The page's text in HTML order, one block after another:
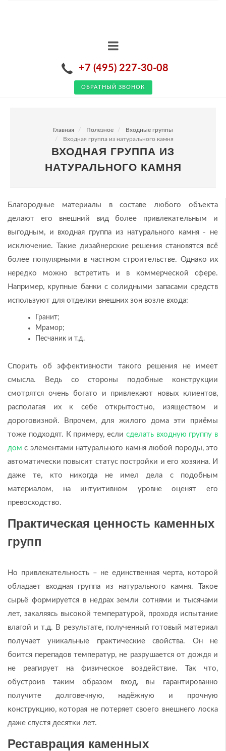
+7 (495) 227-30-08
ОБРАТНЫЙ ЗВОНОК
Главная Полезное
Входные группы
Входная группа из натурального камня
ВХОДНАЯ ГРУППА ИЗ
НАТУРАЛЬНОГО КАМНЯ
Благородные материалы в составе любого объекта
делают его внешний вид более привлекательным и
выгодным, и входная группа из натурального камня - не
исключение. Такие дизайнерские решения становятся всё
более популярными в частном строительстве. Однако их
нередко можно встретить и в коммерческой сфере.
Например, крупные банки с солидными запасами средств
используют для отделки внешних зон возле входа:
Гранит;
Мрамор;
Песчаник и т.д.
Спорить об эффективности такого решения не имеет
смысла. Ведь со стороны подобные конструкции
смотрятся очень богато и привлекают новых клиентов,
располагая их к себе открытостью, изяществом и
дороговизной. Впрочем, для жилого дома эти приёмы
тоже подходят. К примеру, если сделать входную группу в
дом с элементами натурального камня любой породы, это
автоматически повысит статус постройки и его хозяина. И
даже те, кто никогда не имел дела с подобным
материалом, на интуитивном уровне оценят его
превосходство.
Практическая ценность каменных
групп
Но привлекательность – не единственная черта, которой
обладает входная группа из натурального камня. Такое
сырьё формируется в недрах земли сотнями и тысячами
лет, закаляясь высокой температурой, проходя испытание
влагой и т.д. В результате, полученный готовый материал
получает уникальные практические свойства. Он не
боится перепадов температур, не разрушается от дождя и
не реагирует на физическое воздействие. Так что,
обустроив таким образом вход, вы гарантированно
получите долговечную, надёжную и прочную
конструкцию, которая не потеряет своего внешнего лоска
даже спустя десятки лет.
Реставрация каменных